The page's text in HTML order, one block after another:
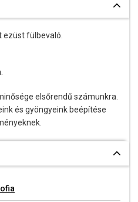
fülbevaló.
elsőrendű számunkra.
és gyöngyeink beépítése